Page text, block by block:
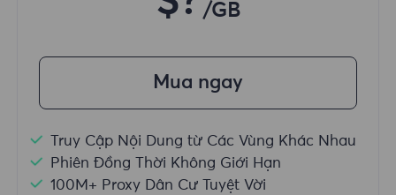
/GB
Mua ngay
Truy Cập Nội Dung từ Các Vùng Khác Nhau
Phiên Đồng Thời Không Giới Hạn
100M+ Proxy Dân Cư Tuyệt Vời